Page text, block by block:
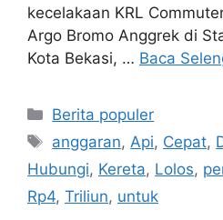
kecelakaan KRL
Argo Bromo Anggrek di
Kota Bekasi, … Baca
Kategori
Berita populer
Tag
anggaran,Api, Cepat,
Hubungi, Kereta, Lolos,
Rp4, Triliun, untuk